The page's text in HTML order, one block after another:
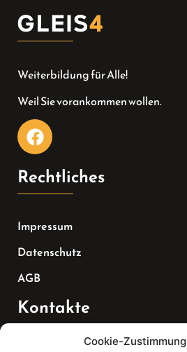
Cookie-Zustimmung
Weiterbildung für Alle!
Weil Sie vorankommen wollen.
Rechtliches
Impressum
Datenschutz
AGB
Kontakte